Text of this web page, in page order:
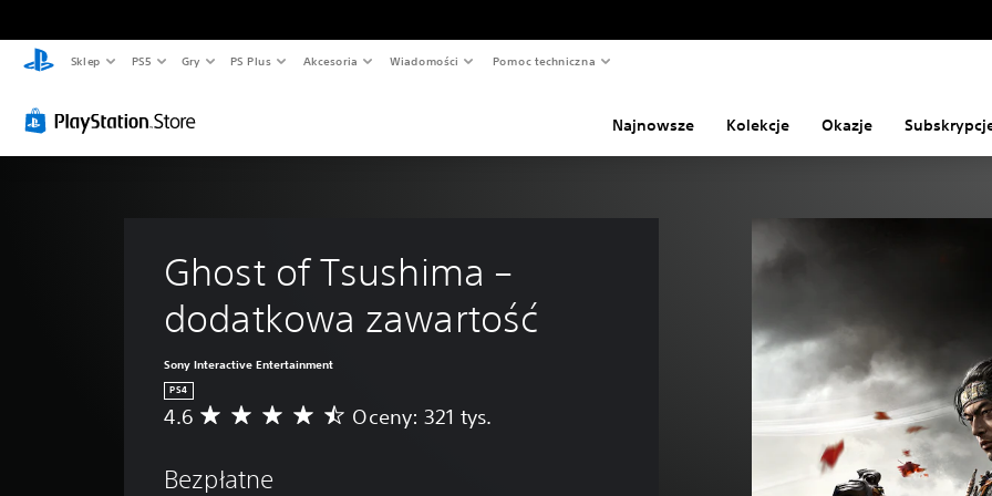
Sklep PS5 Gry PS Plus Akcesoria Wiadomości Pomoc techniczna
Najnowsze Kolekcje Okazje
Ghost of Tsushima –
dodatkowa zawartość
Sony Interactive Entertainment
PS4
Ś
d
4.6 Oceny: 321 tys.
Bezpłatne